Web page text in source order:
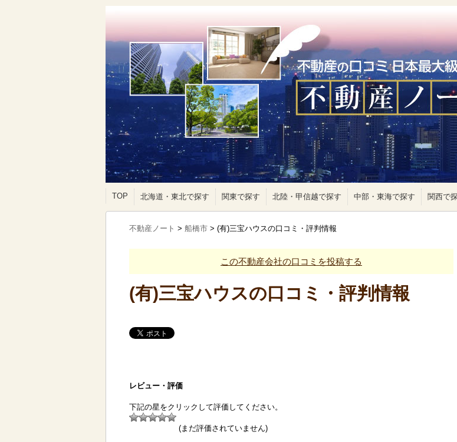
TOP 北海道・東北で探す 関東で探す 北陸・甲信越で探す 中部・東海で探す 関西で
不動産ノート > 船橋市 > (有)三宝ハウスの口コミ・評判情報
この不動産会社の口コミを投稿する
(有)三宝ハウスの口コミ・評判情報
レビュー・評価
下記の星をクリックして評価してください。
(まだ評価されていません)